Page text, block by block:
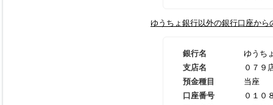
ゆうちょ銀行以外の銀行口座から
銀行名
ゆうち
支店名
０７９
預金種目
当座
口座番号
０１０